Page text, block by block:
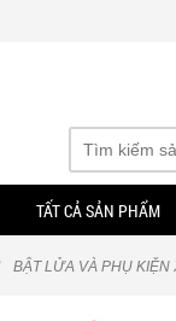
TẤT CẢ SẢN PHẨM
BẬT LỬA VÀ PHỤ KIỆN